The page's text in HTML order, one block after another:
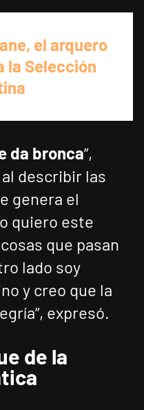
el arquero
la Selección
da bronca”,
describir las
genera el
quiero este
que pasan
lado soy
y creo que la
expresó.
de la